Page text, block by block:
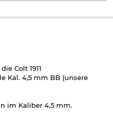
Colt 1911
Kal. 4,5 mm BB (unsere
im Kaliber 4,5 mm.